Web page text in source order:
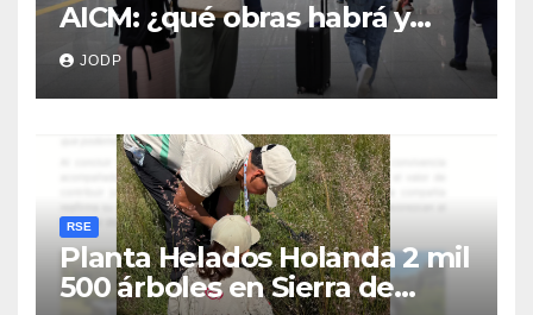
AICM: ¿qué obras habrá y
afectarán los vuelos durante
2026 y 2027?
JODP
RSE
Planta Helados Holanda 2 mil
500 árboles en Sierra de